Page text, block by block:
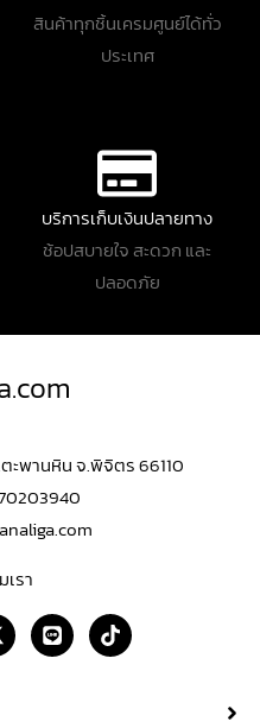
สินค้าทุกชิ้นเครมศูนย์ได้ทั่ว
ประเทศ
บริการเก็บเงินปลายทาง
ช้อปสบายใจ สะดวก และ
ปลอดภัย
ะพานหิน จ.พิจิตร 66110
รา
L
i
n
T
i
k